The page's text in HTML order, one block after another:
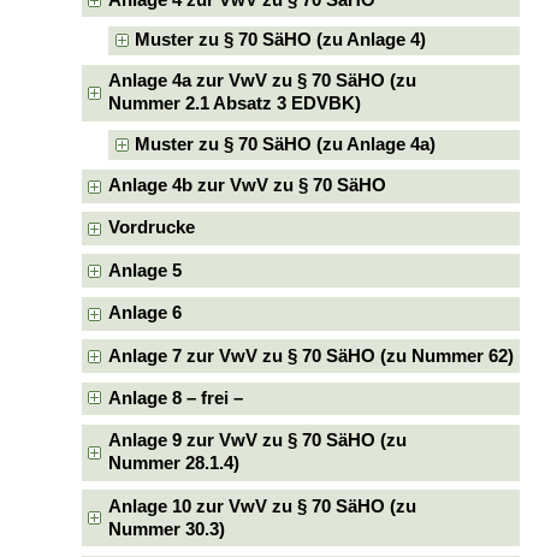
Muster zu § 70 SäHO (zu Anlage 4)
Anlage 4a zur VwV zu § 70 SäHO (zu
Nummer 2.1 Absatz 3 EDVBK)
Muster zu § 70 SäHO (zu Anlage 4a)
Anlage 4b zur VwV zu § 70 SäHO
Vordrucke
Anlage 5
Anlage 6
Anlage 7 zur VwV zu § 70 SäHO (zu Nummer 62)
Anlage 8 – frei –
Anlage 9 zur VwV zu § 70 SäHO (zu
Nummer 28.1.4)
Anlage 10 zur VwV zu § 70 SäHO (zu
Nummer 30.3)